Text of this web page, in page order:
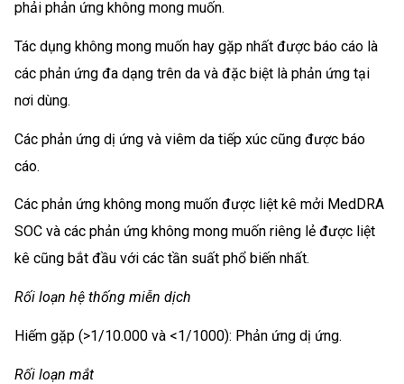
phải phản ứng không mong muốn.
Tác dụng không mong muốn hay gặp nhất được báo cáo là
các phản ứng đa dạng trên da và đặc biệt là phản ứng tại
nơi dùng.
Các phản ứng dị ứng và viêm da tiếp xúc cũng được báo
cáo.
Các phản ứng không mong muốn được liệt kê mởi MedDRA
SOC và các phản ứng không mong muốn riêng lẻ được liệt
kê cũng bắt đầu với các tần suất phổ biến nhất.
Rối loạn hệ thống miễn dịch
Hiếm gặp (>1/10.000 và <1/1000): Phản ứng dị ứng.
Rối loạn mắt